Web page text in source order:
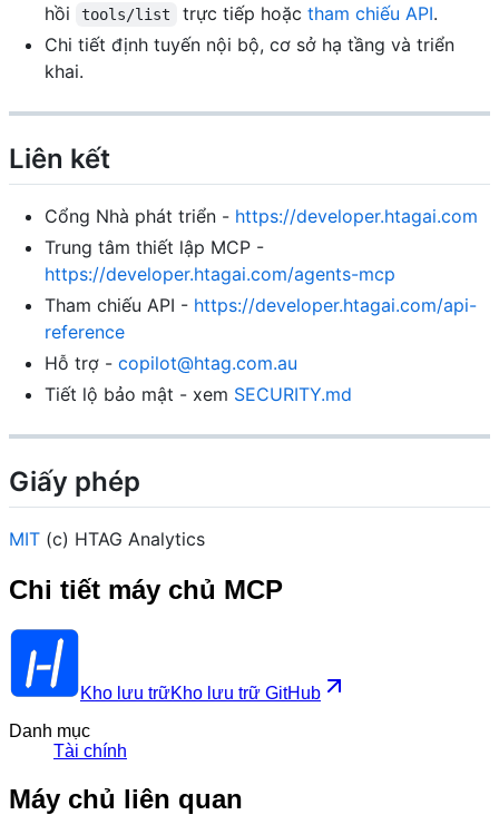
hồi
tools/list trực tiếp hoặc tham chiếu API.
Chi tiết định tuyến nội bộ, cơ sở hạ tầng và triển
khai.
Liên kết
Cổng Nhà phát triển - https://developer.htagai.com
Trung tâm thiết lập MCP -
https://developer.htagai.com/agents-mcp
Tham chiếu API - https://developer.htagai.com/api-
reference
Hỗ trợ - copilot@htag.com.au
Tiết lộ bảo mật - xem SECURITY.md
Giấy phép
MIT (c) HTAG Analytics
Chi tiết máy chủ MCP
Kho lưu trữKho lưu trữ GitHub
Danh mục
Tài chính
Máy chủ liên quan